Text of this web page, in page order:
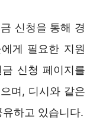
신청을 통해 경
게 필요한 지원
신청 페이지를
며, 디시와 같은
하고 있습니다.